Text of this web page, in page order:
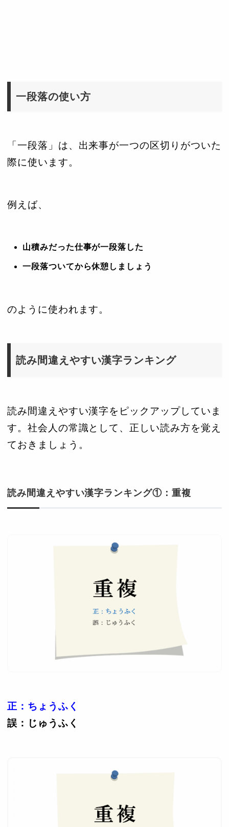
一段落の使い方
「一段落」は、出来事が一つの区切りがついた
際に使います。
例えば、
山積みだった仕事が一段落した
一段落ついてから休憩しましょう
のように使われます。
読み間違えやすい漢字ランキング
読み間違えやすい漢字をピックアップしていま
す。社会人の常識として、正しい読み方を覚え
ておきましょう。
読み間違えやすい漢字ランキング①：重複
正：ちょうふく
誤：じゅうふく